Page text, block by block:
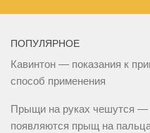
ПОПУЛЯРНОЕ
Кавинтон — показания к
способ применения
Прыщи на руках чешутся —
появляются прыщ на